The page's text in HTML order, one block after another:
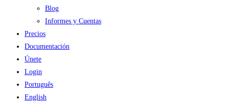
Blog
Informes y Cuentas
Precios
Documentación
Únete
Login
Português
English